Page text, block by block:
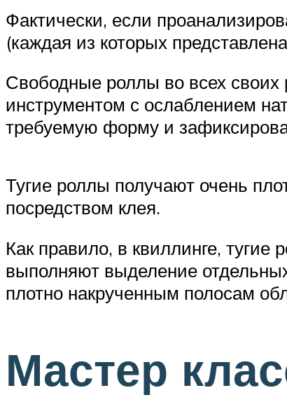
Фактически, если
(каждая из которых
Свободные роллы во всех
инструментом с ослаблением
требуемую форму и
Тугие роллы получают очень
посредством клея.
Как правило, в квиллинге,
выполняют выделение
плотно накрученным полосам
Мастер